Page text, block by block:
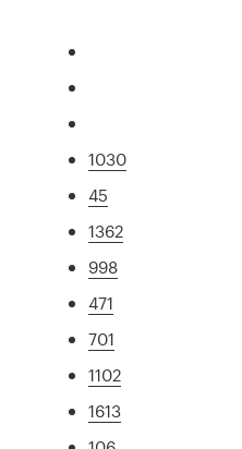
1030
45
1362
998
471
701
1102
1613